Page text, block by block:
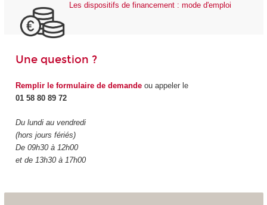
Les dispositifs de financement : mode d'emploi
Une question ?
Remplir le formulaire de demandeou appeler le
01 58 80 89 72
Du lundi au vendredi
(hors jours fériés)
De 09h30 à 12h00
et de 13h30 à 17h00